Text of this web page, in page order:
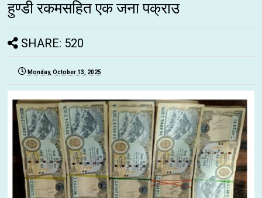
हुण्डी रकमसहित एक जना पक्राउ
SHARE: 520
Monday, October 13, 2025